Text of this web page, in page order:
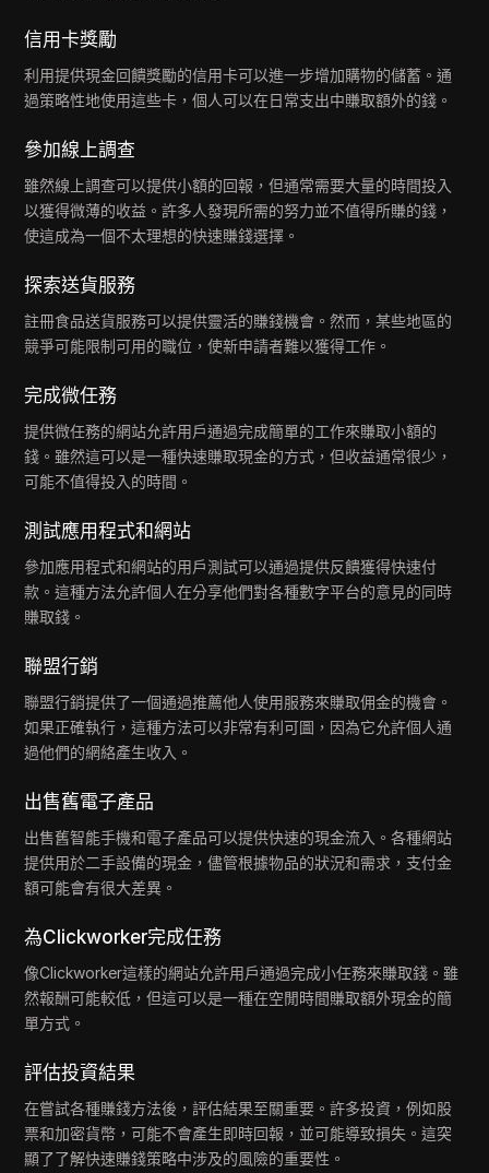
信用卡獎勵
利用提供現金回饋獎勵的信用卡可以進一步增加購物的儲蓄。通
過策略性地使用這些卡，個人可以在日常支出中賺取額外的錢。
參加線上調查
雖然線上調查可以提供小額的回報，但通常需要大量的時間投入
以獲得微薄的收益。許多人發現所需的努力並不值得所賺的錢，
使這成為一個不太理想的快速賺錢選擇。
探索送貨服務
註冊食品送貨服務可以提供靈活的賺錢機會。然而，某些地區的
競爭可能限制可用的職位，使新申請者難以獲得工作。
完成微任務
提供微任務的網站允許用戶通過完成簡單的工作來賺取小額的
錢。雖然這可以是一種快速賺取現金的方式，但收益通常很少，
可能不值得投入的時間。
測試應用程式和網站
參加應用程式和網站的用戶測試可以通過提供反饋獲得快速付
款。這種方法允許個人在分享他們對各種數字平台的意見的同時
賺取錢。
聯盟行銷
聯盟行銷提供了一個通過推薦他人使用服務來賺取佣金的機會。
如果正確執行，這種方法可以非常有利可圖，因為它允許個人通
過他們的網絡產生收入。
出售舊電子產品
出售舊智能手機和電子產品可以提供快速的現金流入。各種網站
提供用於二手設備的現金，儘管根據物品的狀況和需求，支付金
額可能會有很大差異。
為Clickworker完成任務
像Clickworker這樣的網站允許用戶通過完成小任務來賺取錢。雖
然報酬可能較低，但這可以是一種在空閒時間賺取額外現金的簡
單方式。
評估投資結果
在嘗試各種賺錢方法後，評估結果至關重要。許多投資，例如股
票和加密貨幣，可能不會產生即時回報，並可能導致損失。這突
顯了了解快速賺錢策略中涉及的風險的重要性。